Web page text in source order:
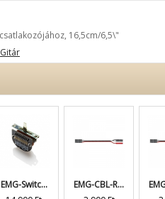
16,5cm/6,5\"
Gitár
EMG-Switc...
EMG-CBL-R...